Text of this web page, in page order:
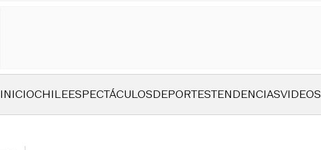
INICIOCHILEESPECTÁCULOSDEPORTESTENDENCIASVIDEOS